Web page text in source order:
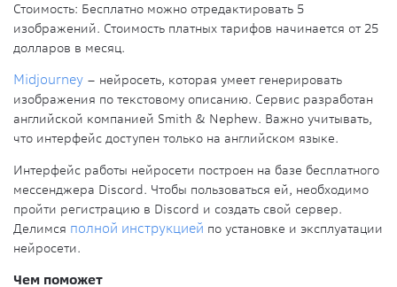
Стоимость: Бесплатно можно отредактировать 5
изображений. Стоимость платных тарифов начинается от 25
долларов в месяц.
Midjourney – нейросеть, которая умеет генерировать
изображения по текстовому описанию. Сервис разработан
английской компанией Smith & Nephew. Важно учитывать,
что интерфейс доступен только на английском языке.
Интерфейс работы нейросети построен на базе бесплатного
мессенджера Discord. Чтобы пользоваться ей, необходимо
пройти регистрацию в Discord и создать свой сервер.
Делимся полной инструкцией по установке и эксплуатации
нейросети.
Чем поможет